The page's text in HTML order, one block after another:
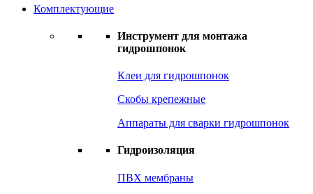
Комплектующие
Инструмент для монтажа
гидрошпонок
Клеи для гидрошпонок
Скобы крепежные
Аппараты для сварки гидрошпонок
Гидроизоляция
ПВХ мембраны